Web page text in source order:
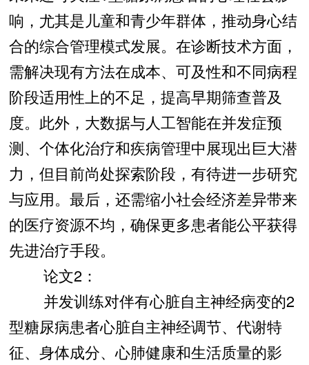
响，尤其是儿童和青少年群体，推动身心结
合的综合管理模式发展。在诊断技术方面，
需解决现有方法在成本、可及性和不同病程
阶段适用性上的不足，提高早期筛查普及
度。此外，大数据与人工智能在并发症预
测、个体化治疗和疾病管理中展现出巨大潜
力，但目前尚处探索阶段，有待进一步研究
与应用。最后，还需缩小社会经济差异带来
的医疗资源不均，确保更多患者能公平获得
先进治疗手段。
论文2：
并发训练对伴有心脏自主神经病变的2
型糖尿病患者心脏自主神经调节、代谢特
征、身体成分、心肺健康和生活质量的影